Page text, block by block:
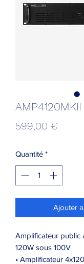
AMP4120MKII
599,00 €
Quantité *
Ajouter
Amplificateur public
120W sous 100V
• Amplificateur